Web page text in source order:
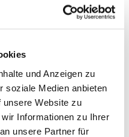
und Anzeigen zu
soziale Medien anbieten
unsere Website zu
Informationen zu Ihrer
unsere Partner für
weiterhin die Eltern-
von 6
damit wir planen
melden Sie sich bei
05204 / 88 82 13